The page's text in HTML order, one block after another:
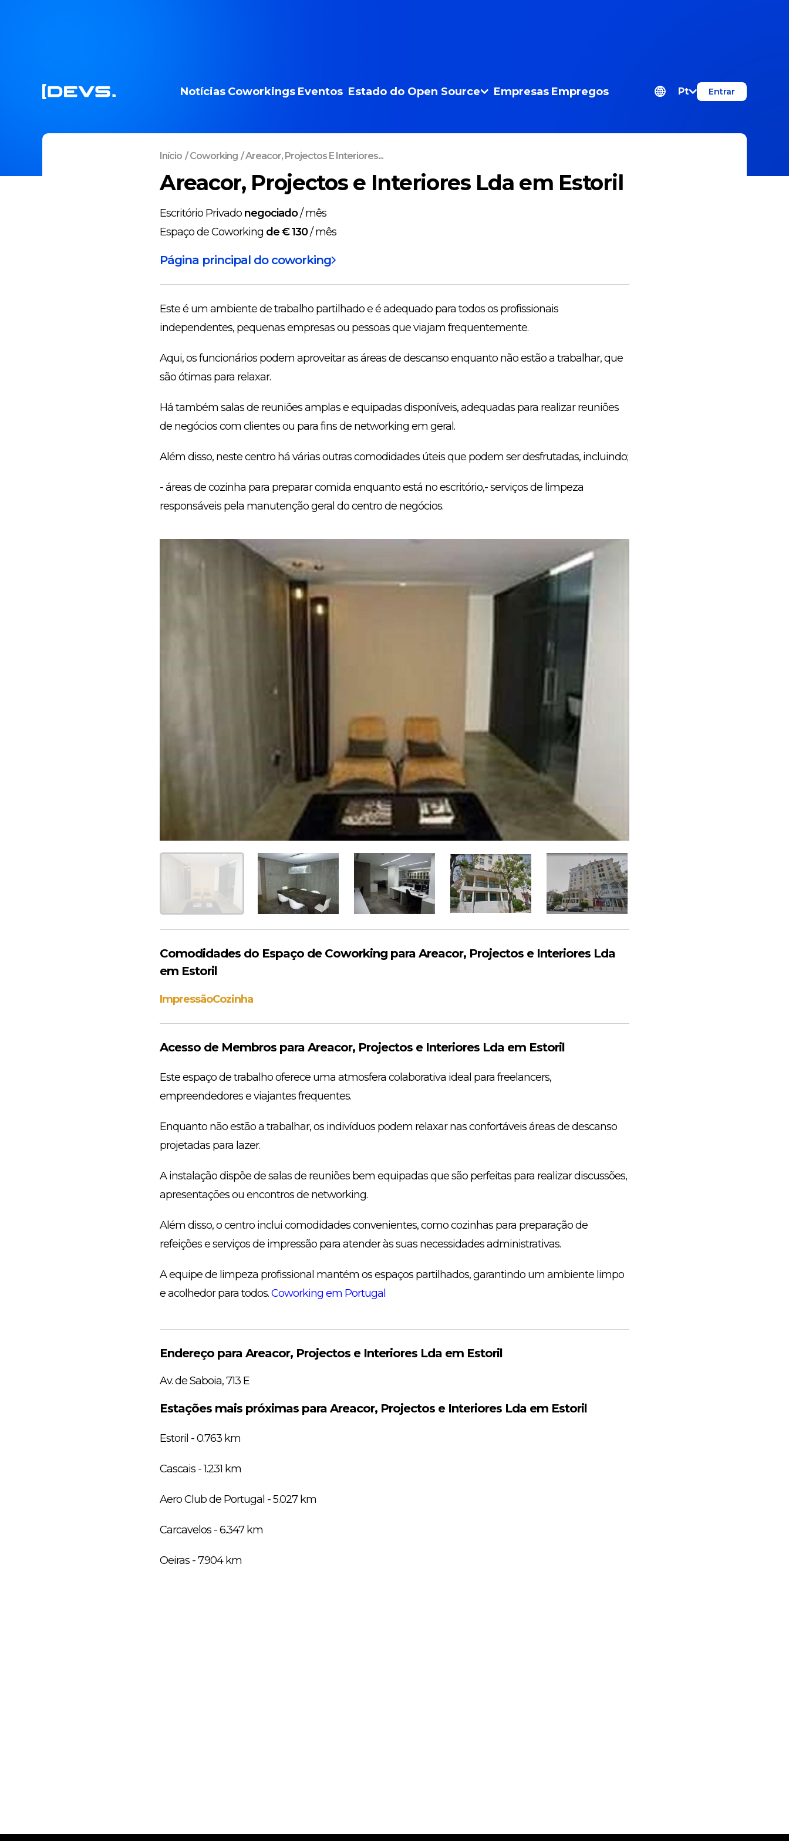
Notícias Coworkings Eventos Estado do Open Source Empresas Empregos Pt Entrar
Início /Coworking /Areacor, Projectos E Interiores...
Areacor, Projectos e Interiores Lda em Estoril
Escritório Privado negociado/mês
Espaço de Coworking de € 130/mês
Página principal do coworking
Este é um ambiente de trabalho partilhado e é adequado para todos os profissionais
independentes, pequenas empresas ou pessoas que viajam frequentemente.
Aqui, os funcionários podem aproveitar as áreas de descanso enquanto não estão a trabalhar, que
são ótimas para relaxar.
Há também salas de reuniões amplas e equipadas disponíveis, adequadas para realizar reuniões
de negócios com clientes ou para fins de networking em geral.
Além disso, neste centro há várias outras comodidades úteis que podem ser desfrutadas, incluindo;
- áreas de cozinha para preparar comida enquanto está no escritório,- serviços de limpeza
responsáveis pela manutenção geral do centro de negócios.
Comodidades do Espaço de Coworking para Areacor, Projectos e Interiores Lda
em Estoril
ImpressãoCozinha
Acesso de Membros para Areacor, Projectos e Interiores Lda em Estoril
Este espaço de trabalho oferece uma atmosfera colaborativa ideal para freelancers,
empreendedores e viajantes frequentes.
Enquanto não estão a trabalhar, os indivíduos podem relaxar nas confortáveis áreas de descanso
projetadas para lazer.
A instalação dispõe de salas de reuniões bem equipadas que são perfeitas para realizar discussões,
apresentações ou encontros de networking.
Além disso, o centro inclui comodidades convenientes, como cozinhas para preparação de
refeições e serviços de impressão para atender às suas necessidades administrativas.
A equipe de limpeza profissional mantém os espaços partilhados, garantindo um ambiente limpo
e acolhedor para todos.Coworking em Portugal
Endereço para Areacor, Projectos e Interiores Lda em Estoril
Av. de Saboia, 713 E
Estações mais próximas para Areacor, Projectos e Interiores Lda em Estoril
Estoril - 0.763 km
Cascais - 1.231 km
Aero Club de Portugal - 5.027 km
Carcavelos - 6.347 km
Oeiras - 7.904 km